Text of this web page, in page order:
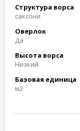
Структура ворса
саксони
Оверлок
Да
Высота ворса
Низкий
Базовая единица
м2